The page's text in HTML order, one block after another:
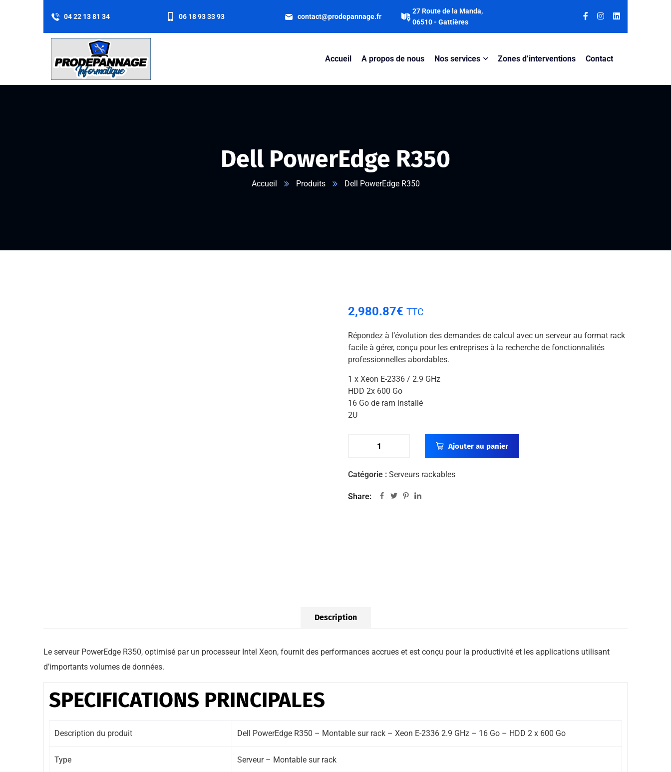
04 22 13 81 34 06 18 93 33 93 contact@prodepannage.fr
27 Route de la Manda,
06510 - Gattières
Accueil A propos de nous Nos services Zones d’interventions Contact
Dell PowerEdge R350
Accueil Produits Dell PowerEdge R350
2,980.87€ TTC
Répondez à l’évolution des demandes de calcul avec un serveur au format rack
facile à gérer, conçu pour les entreprises à la recherche de fonctionnalités
professionnelles abordables.
1 x Xeon E-2336 / 2.9 GHz
HDD 2x 600 Go
16 Go de ram installé
2U
Ajouter au panier
Catégorie : Serveurs rackables
Share:
Description
Le serveur PowerEdge R350, optimisé par un processeur Intel Xeon, fournit des performances accrues et est conçu pour la productivité et les applications utilisant
d’importants volumes de données.
SPECIFICATIONS PRINCIPALES
Description du produit Dell PowerEdge R350 – Montable sur rack – Xeon E-2336 2.9 GHz – 16 Go – HDD 2 x 600 Go
Type Serveur – Montable sur rack